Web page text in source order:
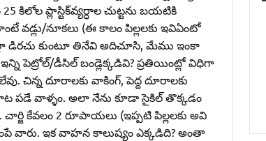
కిలోల ప్లాస్టిక్‌వ్యర్ధాల చుట్టను బయటికి
వడ్లు/నూకలు (ఈ కాలం పిల్లలకు ఇవిఏంటో
డిరచు కుంటూ తినేవి అదిచూసి, మేము ఇంకా
పెట్రోల్‌/డీసిల్‌ బండ్లెక్కడివి? ప్రతియింట్లో విధిగా
చిన్న దూరాలకు వాకింగ్‌, పెద్ద దూరాలకు
పడే వాళ్ళం. అలా నేను కూడా సైకిల్‌ తొక్కడం
చార్జి కేవలం 2 రూపాయలు (ఇప్పటి పిల్లలకు అవి
వారు. ఇక వాహన కాలుష్యం ఎక్కడిది? అంతా